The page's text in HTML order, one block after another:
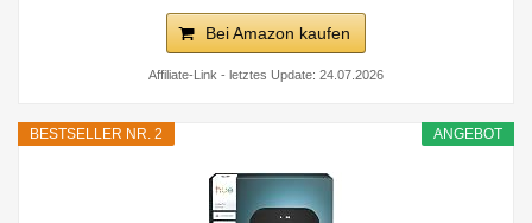
Bei Amazon kaufen
Affiliate-Link - letztes Update: 24.07.2026
ANGEBOT
BESTSELLER NR. 2